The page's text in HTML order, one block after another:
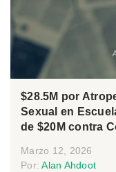
$28.5M por
Sexual en
de $20M contra
Marzo 12, 2026
Por:Alan Ahdoot